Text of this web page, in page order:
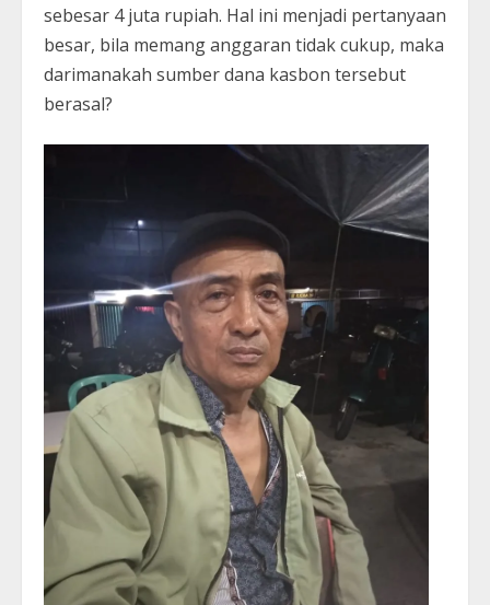
sebesar 4 juta rupiah. Hal ini menjadi pertanyaan
besar, bila memang anggaran tidak cukup, maka
darimanakah sumber dana kasbon tersebut
berasal?